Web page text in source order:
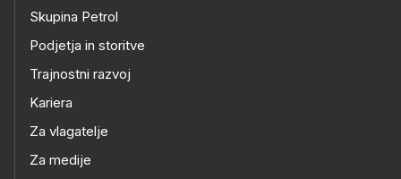
Skupina Petrol
Podjetja in storitve
Trajnostni razvoj
Kariera
Za vlagatelje
Za medije